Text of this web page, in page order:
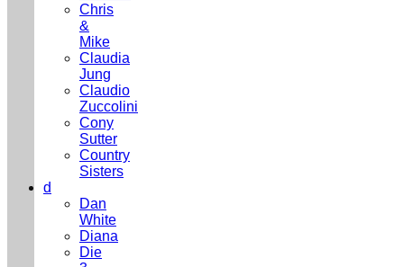
Chris
&
Mike
Claudia
Jung
Claudio
Zuccolini
Cony
Sutter
Country
Sisters
d
Dan
White
Diana
Die